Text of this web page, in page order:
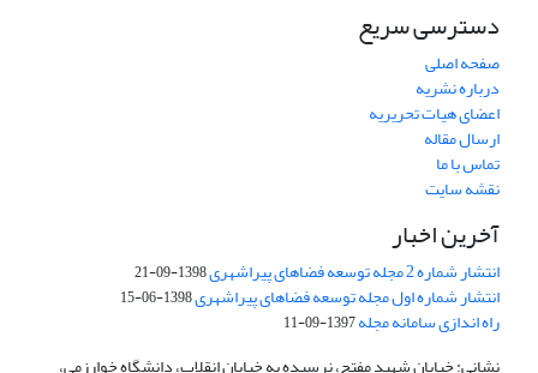
دسترسی سریع
صفحه اصلی
درباره نشریه
اعضای هیات تحریریه
ارسال مقاله
تماس با ما
نقشه سایت
آخرین اخبار
انتشار شماره 2 مجله توسعه فضاهای پیراشهری 1398-09-21
انتشار شماره اول مجله توسعه فضاهای پیراشهری1398-06-15
راه اندازی سامانه مجله1397-09-11
نشانی: خیابان شهید مفتح، نرسیده به خیابان انقلاب، دانشگاه خوارزمی،